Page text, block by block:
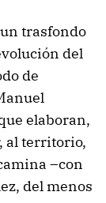
trasfondo
del
de
elaboran,
al territorio,
–con
del menos